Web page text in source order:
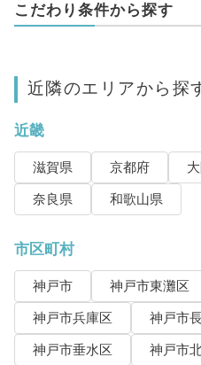
こだわり条件から探す
近隣のエリアから探
近畿
滋賀県 京都府
奈良県
和歌山県
市区町村
神戸市 神戸市東灘区
神戸市兵庫区
神戸市
神戸市垂水区
神戸市